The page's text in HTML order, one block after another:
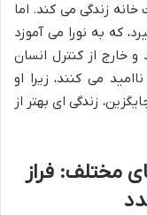
زندگی می کند. اما
که به نورا می آموزد
و خارج از کنترل انسان
می کنند، زیرا او
زندگی ای بهتر از
مختلف: فراز